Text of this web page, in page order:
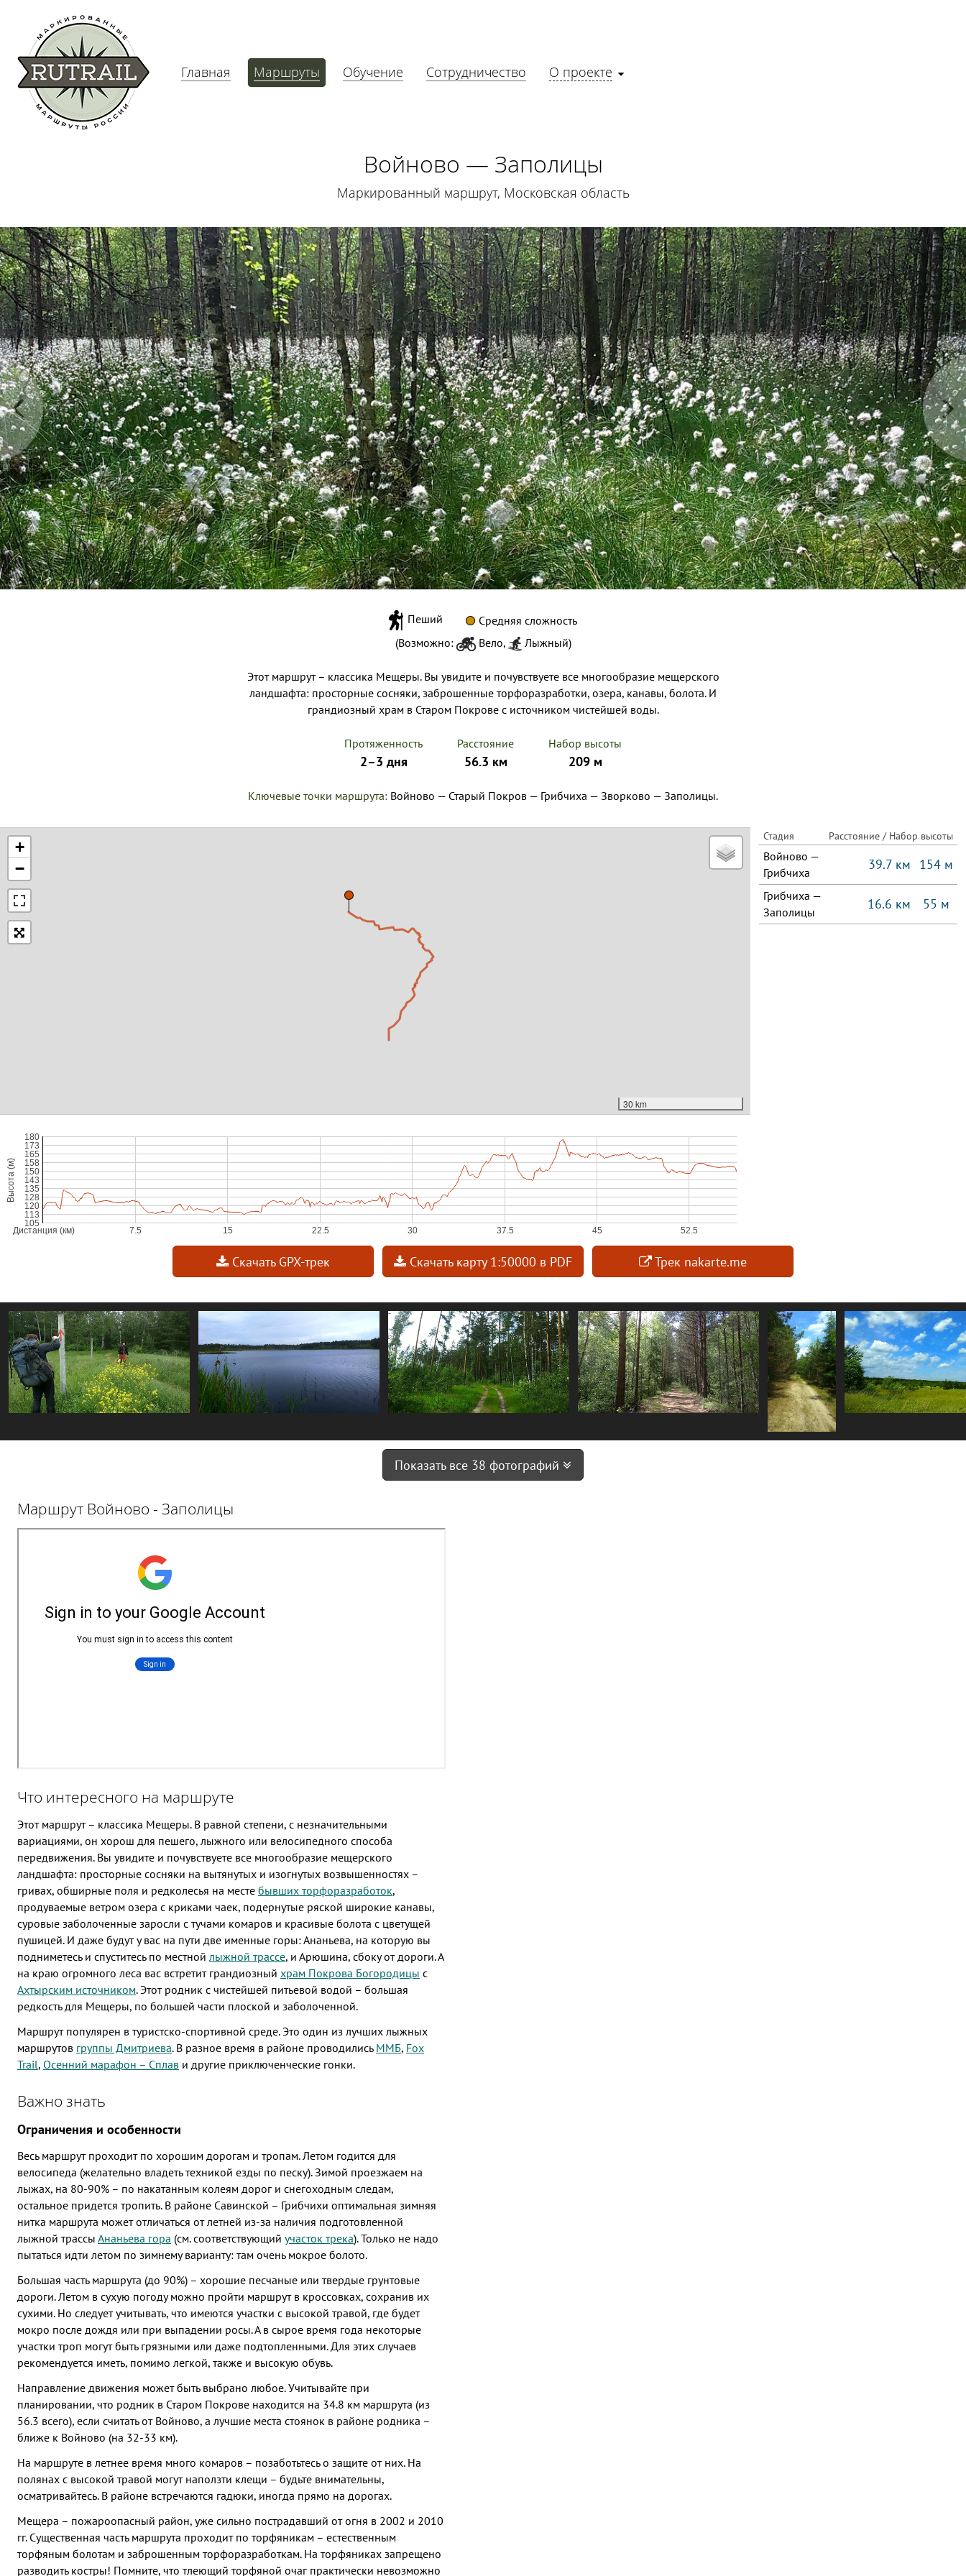
Главная Маршруты Обучение Сотрудничество О проекте
Войново — Заполицы
Маркированный маршрут, Московская область
Пеший
Средняя сложность
(Возможно:
Вело, Лыжный)
Этот маршрут – классика Мещеры. Вы увидите и почувствуете все многообразие мещерского
ландшафта: просторные сосняки, заброшенные торфоразработки, озера, канавы, болота. И
грандиозный храм в Старом Покрове с источником чистейшей воды.
Протяженность
2–3 дня
Расстояние
56.3 км
Набор высоты
209 м
Ключевые точки маршрута: Войново — Старый Покров — Грибчиха — Зворково — Заполицы.
+
−
30 km
Стадия Расстояние / Набор высоты
Войново —
Грибчиха
39.7 км 154 м
Грибчиха —
Заполицы
16.6 км 55 м
Скачать GPX-трек Скачать карту 1:50000 в PDF Трек nakarte.me
Показать все 38 фотографий
Маршрут Войново - Заполицы
Что интересного на маршруте
Этот маршрут – классика Мещеры. В равной степени, с незначительными
вариациями, он хорош для пешего, лыжного или велосипедного способа
передвижения. Вы увидите и почувствуете все многообразие мещерского
ландшафта: просторные сосняки на вытянутых и изогнутых возвышенностях –
гривах, обширные поля и редколесья на месте бывших торфоразработок,
продуваемые ветром озера с криками чаек, подернутые ряской широкие канавы,
суровые заболоченные заросли с тучами комаров и красивые болота с цветущей
пушицей. И даже будут у вас на пути две именные горы: Ананьева, на которую вы
подниметесь и спуститесь по местной лыжной трассе, и Арюшина, сбоку от дороги. А
на краю огромного леса вас встретит грандиозный храм Покрова Богородицы с
Ахтырским источником. Этот родник с чистейшей питьевой водой – большая
редкость для Мещеры, по большей части плоской и заболоченной.
Маршрут популярен в туристско-спортивной среде. Это один из лучших лыжных
маршрутов группы Дмитриева. В разное время в районе проводились ММБ, Fox
Trail, Осенний марафон – Сплав и другие приключенческие гонки.
Важно знать
Ограничения и особенности
Весь маршрут проходит по хорошим дорогам и тропам. Летом годится для
велосипеда (желательно владеть техникой езды по песку). Зимой проезжаем на
лыжах, на 80-90% – по накатанным колеям дорог и снегоходным следам,
остальное придется тропить. В районе Савинской – Грибчихи оптимальная зимняя
нитка маршрута может отличаться от летней из-за наличия подготовленной
лыжной трассы Ананьева гора (см. соответствующий участок трека). Только не надо
пытаться идти летом по зимнему варианту: там очень мокрое болото.
Большая часть маршрута (до 90%) – хорошие песчаные или твердые грунтовые
дороги. Летом в сухую погоду можно пройти маршрут в кроссовках, сохранив их
сухими. Но следует учитывать, что имеются участки с высокой травой, где будет
мокро после дождя или при выпадении росы. А в сырое время года некоторые
участки троп могут быть грязными или даже подтопленными. Для этих случаев
рекомендуется иметь, помимо легкой, также и высокую обувь.
Направление движения может быть выбрано любое. Учитывайте при
планировании, что родник в Старом Покрове находится на 34.8 км маршрута (из
56.3 всего), если считать от Войново, а лучшие места стоянок в районе родника –
ближе к Войново (на 32-33 км).
На маршруте в летнее время много комаров – позаботьтесь о защите от них. На
полянах с высокой травой могут наползти клещи – будьте внимательны,
осматривайтесь. В районе встречаются гадюки, иногда прямо на дорогах.
Мещера – пожароопасный район, уже сильно пострадавший от огня в 2002 и 2010
гг. Существенная часть маршрута проходит по торфяникам – естественным
торфяным болотам и заброшенным торфоразработкам. На торфяниках запрещено
разводить костры! Помните, что тлеющий торфяной очаг практически невозможно